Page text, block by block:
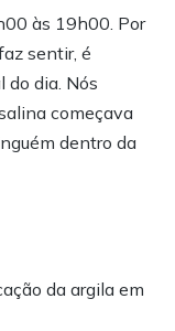
às 19h00. Por
sentir, é
do dia. Nós
começava
dentro da
da argila em